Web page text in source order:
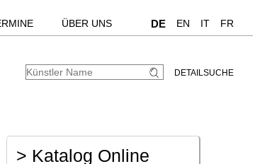
ÜBER UNS DE EN IT FR
DETAILSUCHE
> Katalog Online